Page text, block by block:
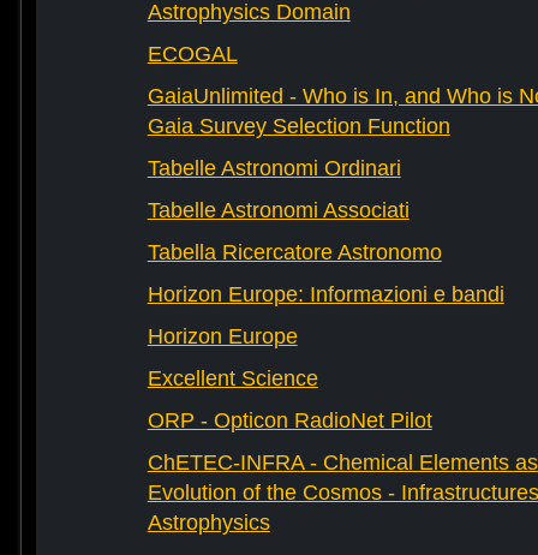
Astrophysics Domain
ECOGAL
GaiaUnlimited - Who is In, and Who is
Gaia Survey Selection Function
Tabelle Astronomi Ordinari
Tabelle Astronomi Associati
Tabella Ricercatore Astronomo
Horizon Europe: Informazioni e bandi
Horizon Europe
Excellent Science
ORP - Opticon RadioNet Pilot
ChETEC-INFRA - Chemical Elements
Evolution of the Cosmos -
Astrophysics